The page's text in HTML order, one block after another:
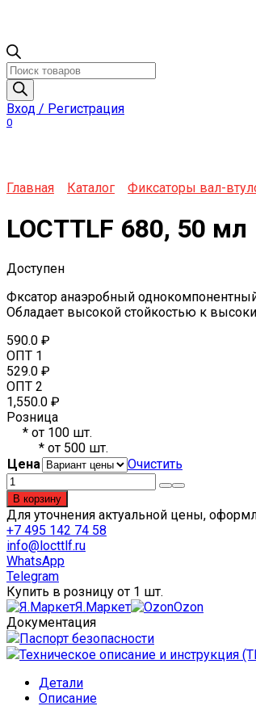
Поиск
товаров
Вход / Регистрация
0
Главная Каталог Фиксаторы вал-
LOCTTLF 680, 50 мл
Доступен
Фксатор анаэробный
Обладает высокой стойкостью к
590.0 ₽
ОПТ 1
529.0 ₽
ОПТ 2
1,550.0 ₽
Розница
* от 100 шт.
* от 500 шт.
Цена
Очистить
Количество
товара
LOCTTLF
680,
50
мл
В корзину
Для уточнения актуальной цены,
+7 495 142 74 58
info@locttlf.ru
WhatsApp
Telegram
Купить в розницу от 1 шт.
Я.Маркет
Ozon
Документация
Паспорт безопасности
Техническое описание и инструкция
Детали
Описание